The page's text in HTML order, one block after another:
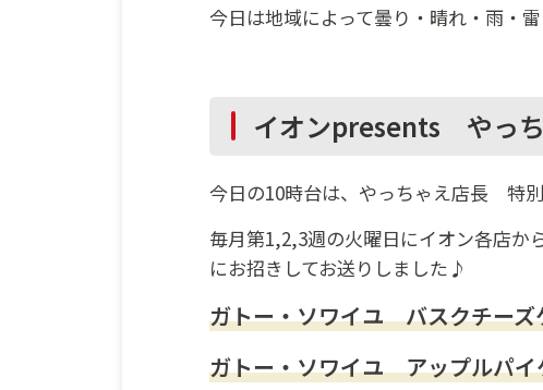
今日は地域によって曇り・晴れ・雨・
イオンpresents やっ
今日の10時台は、やっちゃえ店長 特別
毎月第1,2,3週の火曜日にイオン各店か
にお招きしてお送りしました♪
ガトー・ソワイユ バスクチー
ガトー・ソワイユ アップルパ